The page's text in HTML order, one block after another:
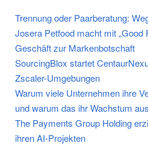
Trennung oder Paarberatung:
Josera Petfood macht mit „Good
Geschäft zur Markenbotschaft
SourcingBlox startet
Zscaler-Umgebungen
Warum viele Unternehmen ihre
und warum das ihr Wachstum
The Payments Group Holding
ihren AI-Projekten